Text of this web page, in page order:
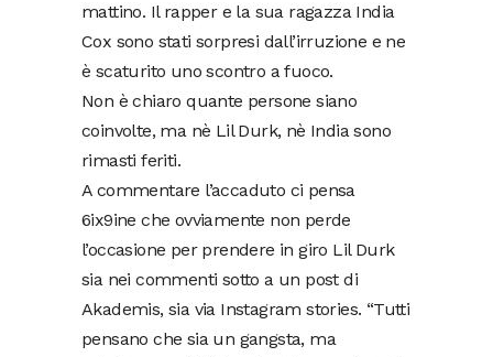
mattino. Il rapper e la sua ragazza India
Cox sono stati sorpresi dall’irruzione e ne
è scaturito uno scontro a fuoco.
Non è chiaro quante persone siano
coinvolte, ma nè Lil Durk, nè India sono
rimasti feriti.
A commentare l’accaduto ci pensa
6ix9ine che ovviamente non perde
l’occasione per prendere in giro Lil Durk
sia nei commenti sotto a un post di
Akademis, sia via Instagram stories. “Tutti
pensano che sia un gangsta, ma